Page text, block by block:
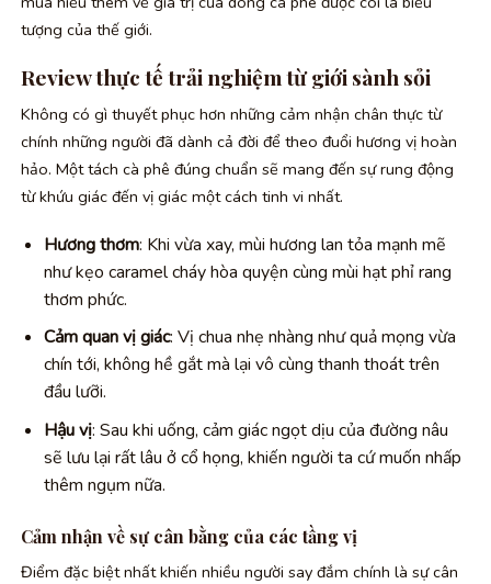
tượng của thế giới.
Review thực tế trải nghiệm từ giới sành sỏi
Không có gì thuyết phục hơn những cảm nhận chân thực từ
chính những người đã dành cả đời để theo đuổi hương vị hoàn
hảo. Một tách cà phê đúng chuẩn sẽ mang đến sự rung động
từ khứu giác đến vị giác một cách tinh vi nhất.
Hương thơm: Khi vừa xay, mùi hương lan tỏa mạnh mẽ
như kẹo caramel cháy hòa quyện cùng mùi hạt phỉ rang
thơm phức.
Cảm quan vị giác: Vị chua nhẹ nhàng như quả mọng vừa
chín tới, không hề gắt mà lại vô cùng thanh thoát trên
đầu lưỡi.
Hậu vị: Sau khi uống, cảm giác ngọt dịu của đường nâu
sẽ lưu lại rất lâu ở cổ họng, khiến người ta cứ muốn nhấp
thêm ngụm nữa.
Cảm nhận về sự cân bằng của các tầng vị
Điểm đặc biệt nhất khiến nhiều người say đắm chính là sự cân